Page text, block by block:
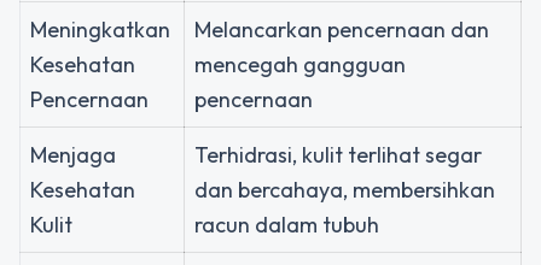
Meningkatkan
Kesehatan
Pencernaan
Melancarkan pencernaan dan
mencegah gangguan
pencernaan
Menjaga
Kesehatan
Kulit
Terhidrasi, kulit terlihat segar
dan bercahaya, membersihkan
racun dalam tubuh